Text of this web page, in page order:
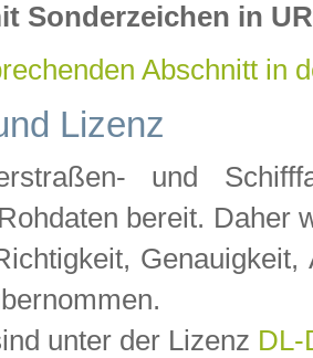
Sonderzeichen in
Abschnitt in
Lizenz
und
bereit. Daher
unter der Lizenz